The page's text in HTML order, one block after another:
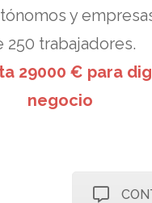
y
250 trabajadores.
29000 € para
negocio